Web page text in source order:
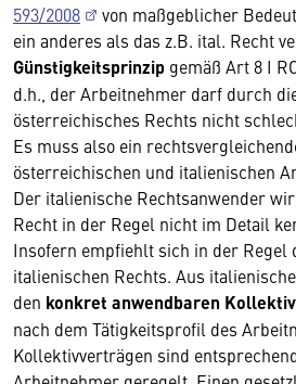
593/2008
von maßgeblicher
ein anderes als das z.B. ital. Recht
Günstigkeitsprinzip gemäß Art 8 I
d.h., der Arbeitnehmer darf durch
österreichisches Rechts nicht
Es muss also ein
österreichischen und italienischen
Der italienische Rechtsanwender
Recht in der Regel nicht im Detail
Insofern empfiehlt sich in der Regel
italienischen Rechts. Aus
den konkret anwendbaren
nach dem Tätigkeitsprofil des
Kollektivverträgen sind